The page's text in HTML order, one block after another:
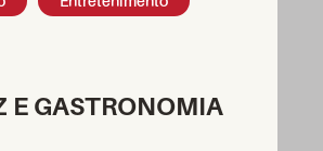
E GASTRONOMIA